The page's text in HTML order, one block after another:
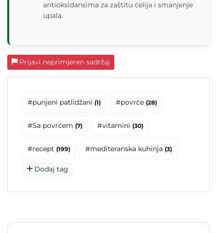
antioksidansima za zaštitu ćelija i smanjenje
upala.
Prijavi neprimjeren sadržaj
#punjeni patlidžani (1) #povrće (28)
#Sa povrćem (7) #vitamini (30)
#recept (199) #mediteranska kuhinja (3)
Dodaj tag